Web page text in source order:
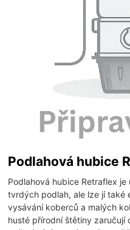
Podlahová hubice
Podlahová hubice Retraflex
tvrdých podlah, ale lze jí také
vysávání koberců a malých
husté přírodní štětiny zaručují